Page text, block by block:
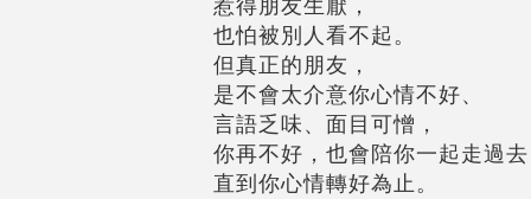
也怕被別人看不起。
但真正的朋友，
是不會太介意你心情不好、
言語乏味、面目可憎，
你再不好，也會陪你一起走過去
直到你心情轉好為止。